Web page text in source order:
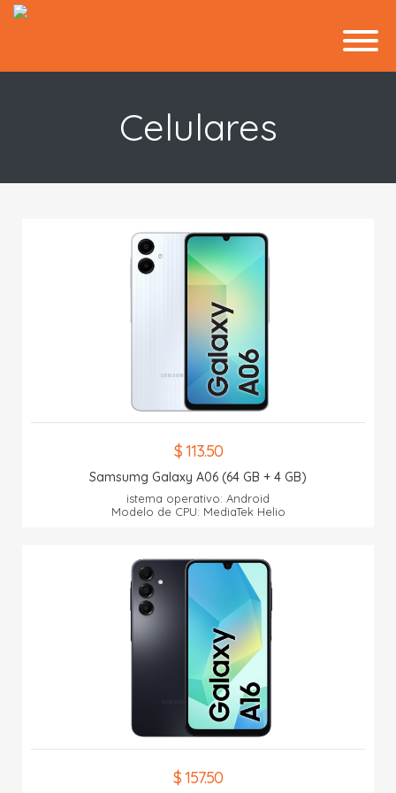
Celulares
$ 113.50
Samsumg Galaxy A06 (64 GB + 4 GB)
istema operativo: Android
Modelo de CPU: MediaTek Helio
$ 157.50